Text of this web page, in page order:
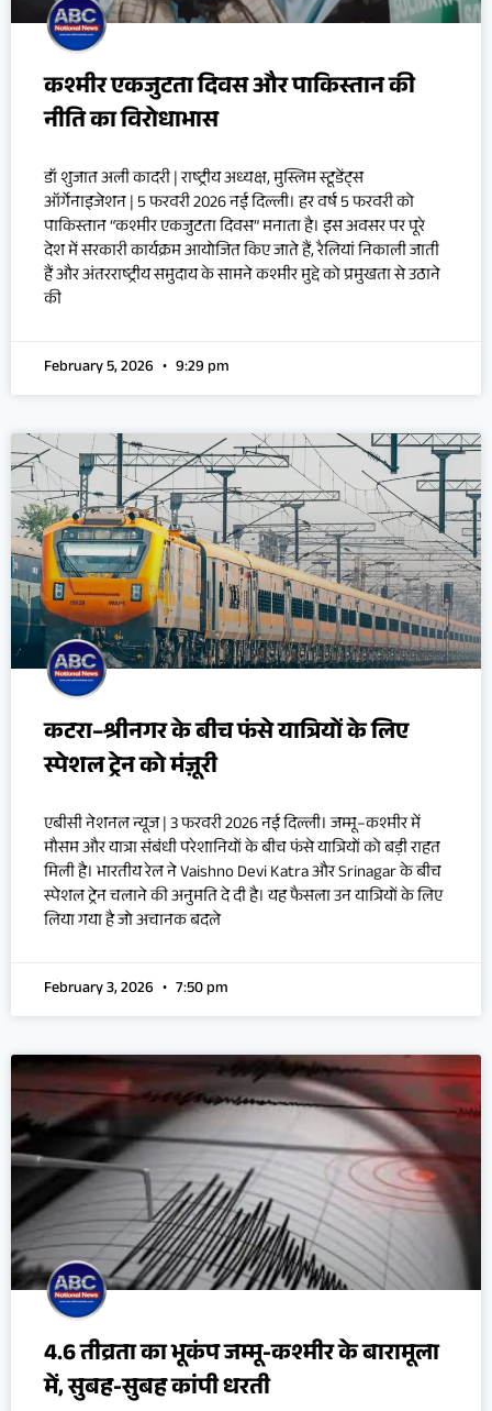
कश्मीर एकजुटता दिवस और पाकिस्तान की
नीति का विरोधाभास
डॉ शुजात अली कादरी | राष्ट्रीय अध्यक्ष, मुस्लिम स्टूडेंट्स
ऑर्गेनाइजेशन | 5 फरवरी 2026 नई दिल्ली। हर वर्ष 5 फरवरी को
पाकिस्तान “कश्मीर एकजुटता दिवस” मनाता है। इस अवसर पर पूरे
देश में सरकारी कार्यक्रम आयोजित किए जाते हैं, रैलियां निकाली जाती
हैं और अंतरराष्ट्रीय समुदाय के सामने कश्मीर मुद्दे को प्रमुखता से उठाने
की
February 5, 2026 9:29 pm
कटरा–श्रीनगर के बीच फंसे यात्रियों के लिए
स्पेशल ट्रेन को मंज़ूरी
एबीसी नेशनल न्यूज | 3 फरवरी 2026 नई दिल्ली। जम्मू–कश्मीर में
मौसम और यात्रा संबंधी परेशानियों के बीच फंसे यात्रियों को बड़ी राहत
मिली है। भारतीय रेल ने Vaishno Devi Katra और Srinagar के बीच
स्पेशल ट्रेन चलाने की अनुमति दे दी है। यह फैसला उन यात्रियों के लिए
लिया गया है जो अचानक बदले
February 3, 2026 7:50 pm
4.6 तीव्रता का भूकंप जम्मू-कश्मीर के बारामूला
में, सुबह-सुबह कांपी धरती